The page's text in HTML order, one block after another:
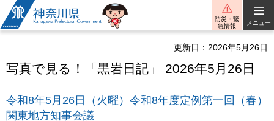
神奈川県
防災・緊
急情報
メニュー
更新日：2026年5月26日
写真で見る！「黒岩日記」 2026年5月26日
令和8年5月26日（火曜）令和8年度定例第一回（春）
関東地方知事会議